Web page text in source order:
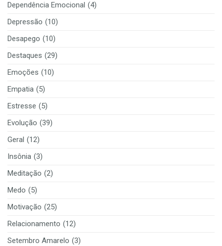
Dependência Emocional (4)
Depressão (10)
Desapego (10)
Destaques (29)
Emoções (10)
Empatia (5)
Estresse (5)
Evolução (39)
Geral (12)
Insônia (3)
Meditação (2)
Medo (5)
Motivação (25)
Relacionamento (12)
Setembro Amarelo (3)